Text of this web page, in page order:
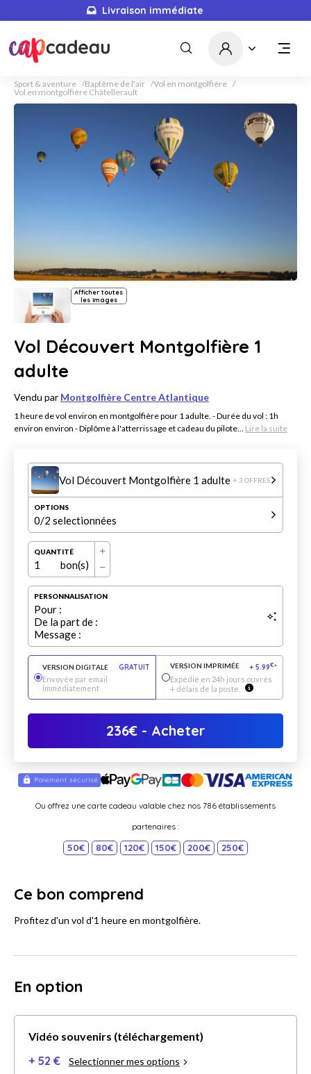
Livraison immédiate
Sport & aventure Baptême de l'air
Vol en montgolfière
Vol en montgolfière Châtellerault
Afficher toutes
les images
Vol Découvert Montgolfière 1
adulte
Vendu par Montgolfière Centre Atlantique
1 heure de vol environ en montgolfière pour 1 adulte. - Durée du vol : 1h
environ environ - Diplôme à l'atterrissage et cadeau du pilote... Lire la suite
Vol Découvert Montgolfière 1 adulte + 3 OFFRES
OPTIONS
0/2 selectionnées
QUANTITÉ
1 bon(s)
PERSONNALISATION
Pour :
De la part de :
Message :
VERSION DIGITALE
GRATUIT
Envoyée par email
immédiatement
VERSION IMPRIMÉE + 5.99€*
Expédié en 24h jours ouvrés
+ délais de la poste.
236€- Acheter
Ou offrez une carte cadeau valable chez nos 786 établissements
partenaires :
50€ 80€ 120€ 150€ 200€ 250€
Ce bon comprend
Profitez d'un vol d'1 heure en montgolfière.
En option
Vidéo souvenirs (téléchargement)
+ 52 € Selectionner mes options